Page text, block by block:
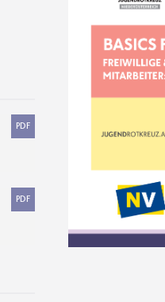
PDF
PDF